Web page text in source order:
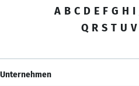
A B C D E F G H I
Q R S T U V
Unternehmen